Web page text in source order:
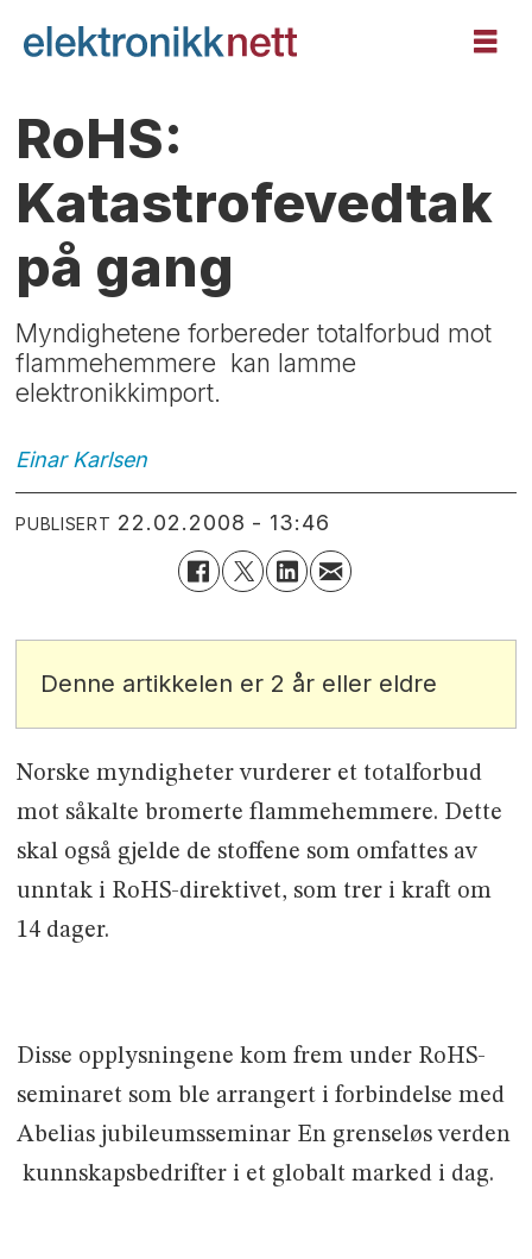
RoHS:
Katastrofevedtak
på gang
Myndighetene forbereder totalforbud mot
flammehemmere  kan lamme
elektronikkimport.
Einar Karlsen
PUBLISERT 22.02.2008 - 13:46
Denne artikkelen er 2 år eller eldre
Norske myndigheter vurderer et totalforbud
mot såkalte bromerte flammehemmere. Dette
skal også gjelde de stoffene som omfattes av
unntak i RoHS-direktivet, som trer i kraft om
14 dager.
Disse opplysningene kom frem under RoHS-
seminaret som ble arrangert i forbindelse med
Abelias jubileumsseminar En grenseløs verden
 kunnskapsbedrifter i et globalt marked i dag.